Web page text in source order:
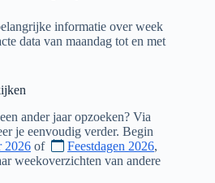
informatie over week
data van maandag tot en met
ander jaar opzoeken? Via
je eenvoudig verder. Begin
2026 of Feestdagen 2026,
weekoverzichten van andere